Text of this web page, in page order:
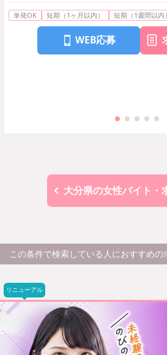
単発OK 短期（1ヶ月以内） 短期（1週間以内）
WEB応募
大分県の女性バイト・
この条件で検索している人におすすめの
リニューアル